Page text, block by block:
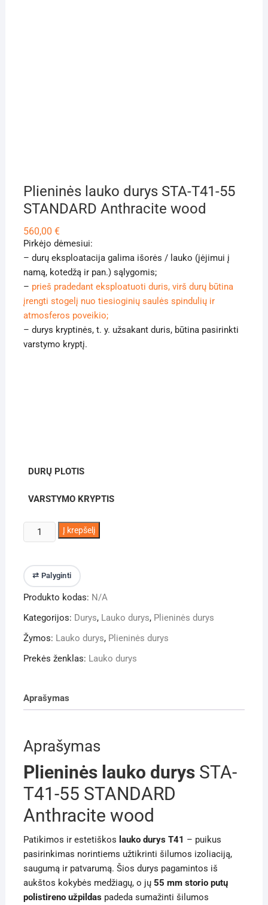
Plieninės lauko durys STA-T41-55
STANDARD Anthracite wood
560,00 €
Pirkėjo dėmesiui:
– durų eksploatacija galima išorės / lauko (įėjimui į
namą, kotedžą ir pan.) sąlygomis;
– prieš pradedant eksploatuoti duris, virš durų būtina
įrengti stogelį nuo tiesioginių saulės spindulių ir
atmosferos poveikio;
– durys kryptinės, t. y. užsakant duris, būtina pasirinkti
varstymo kryptį.
DURŲ PLOTIS
VARSTYMO KRYPTIS
produkto
kiekis:
lauko
durys
STA-
T41-
STANDARD
Anthracite
Į krepšelį
⇄ Palyginti
Produkto kodas: N/A
Kategorijos: Durys, Lauko durys, Plieninės durys
Žymos: Lauko durys, Plieninės durys
Prekės ženklas: Lauko durys
Aprašymas
Aprašymas
Plieninės lauko durys STA-
T41-55 STANDARD
Anthracite wood
Patikimos ir estetiškos lauko durys T41 – puikus
pasirinkimas norintiems užtikrinti šilumos izoliaciją,
saugumą ir patvarumą. Šios durys pagamintos iš
aukštos kokybės medžiagų, o jų 55 mm storio putų
polistireno užpildaspadeda sumažinti šilumos